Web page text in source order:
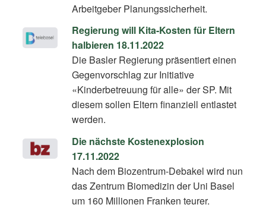
Arbeitgeber Planungssicherheit.
Regierung will Kita-Kosten für Eltern
halbieren 18.11.2022
Die Basler Regierung präsentiert einen
Gegenvorschlag zur Initiative
«Kinderbetreuung für alle» der SP. Mit
diesem sollen Eltern finanziell entlastet
werden.
Die nächste Kostenexplosion
17.11.2022
Nach dem Biozentrum-Debakel wird nun
das Zentrum Biomedizin der Uni Basel
um 160 Millionen Franken teurer.